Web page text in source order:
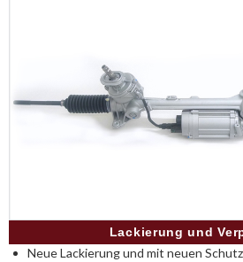
Lackierung und
Neue Lackierung und mit neuen